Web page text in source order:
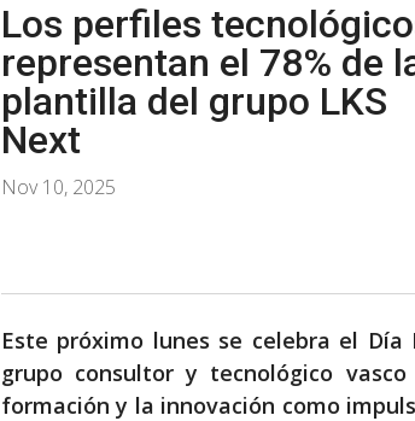
Los perfiles
representan el 78% de
plantilla del grupo LKS
Next
Nov 10, 2025
Este próximo lunes se celebra el
grupo consultor y tecnológico
formación y la innovación como